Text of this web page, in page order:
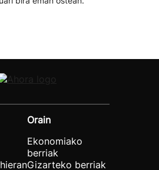
Orain
Ekonomiako
berriak
Gizarteko berriak